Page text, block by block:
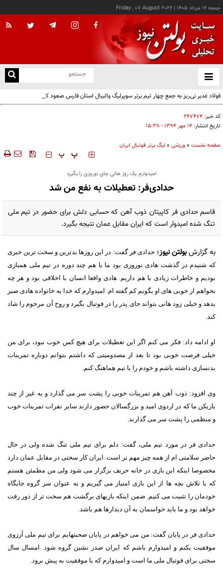
جمعه ۱۶ مرداد ۱۴۰۵ |
Friday , 07 August 2026
باز
و
فولاد غدیر نی‌ریز به جمع چهار تیم برتر سوپرلیگ والیبال استان فارس صعود کرد
کد خبر: ۲۹۷۴۷۴
تاریخ انتشار: ۱۴ مهر ۱۳۹۴ - ۱۵:۳۸
صفحه نخست »ورزشی »لیگ برتر فوتبال ایران
‍‍‍ پ پ
امیدوارم یک روز هانی جای نوروزی را بگیرد
حدادی‌فر: تعطیلات به نفع من شد
قاسم حدادی فر کاپیتان ذوب آهن که حسابی دلش برای حضور در تیم ملی
تنگ شده امیدوار است که ایران مقابل عمان نتیجه بگیرد.
به گزارشبولتن نیوز؛ حدادی فر گفت: در این روزها بدترین و سخت ترین خبری
که شنیدم در گذشت هادی نوروزی بود ما با هم چند دوره در تیم ملی همبازی
بودیم و خاطرات زیادی با هم داریم. هادی واقعا انسان با اخلاقی بود و هر چه
بخواهم از خوبی های او بگویم کم گفته ام. امیدوارم که خدا به خانواده هادی صبر
بدهد و خیلی زود هانی بتواند جای پدر را در فوتبال بگیرد و روح آن مرحوم را شاد
کند.
او ادامه داد: فکر می کنم اگر این تعطیلات برای هیچ کس خوب نبود، برای من
خیلی فرصت خوبی بود تا بعد از مصدومیتی که داشتم بتوانم دوباره تمرینات
بدنسازی داشته باشم و خودم را با تیم هماهنگ کنم.
وی افزود: ذوب آهن هم تمرینات خوبی را پشت سر می گذارد و به غیر از چند
بازیکن ما که در اردوی امید و بزرگسالان حضور دارند سایر نفرات تمرینات خوب
و منظمی را پشت سر می گذارند.
حدادی فر در مورد تیم ملی، گفت: دلم برای تیم ملی تنگ شده ولی در حال
حاضر سلامتی ام از همه چیز مهم تر است. ایران کار سختی در مقابل عمان دارد
مخصوصا اینکه این بازی در خانه حریف برگزار می شود ولی من مطمئن هستم
که با تلاش بچه ها از این بازی امتیاز می گیریم و به عنوان سر گروه جایگاه
خودمان را تثبیت می کنیم. ضمن اینکه بازیهای برگشت هم سخت تر از دور رفت
خواهد بود و ما باید حواسمان به آن دیدارها هم باشد.
حدادی فر در پایان گفت: من می خواهم در پایان صحبتهایم برای تیم ملی آرزوی
موفقیت بکنم و امیدوارم باشم که ایران صدر نشین گروه شود. امسال سال
سختی برای فوتبال ملی ما است و امیدوارم که با موفقیت به پیش برود.